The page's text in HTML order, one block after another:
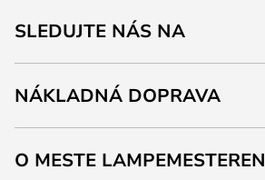
SLEDUJTE NÁS NA
NÁKLADNÁ DOPRAVA
O MESTE LAMPEMESTEREN